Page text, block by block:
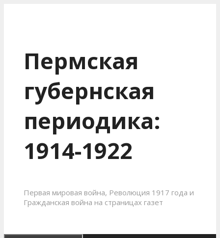
Пермская
губернская
периодика:
1914-1922
Первая мировая война, Революция 1917 года и
Гражданская война на страницах газет